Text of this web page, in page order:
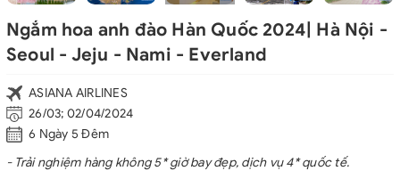
Ngắm hoa anh đào Hàn Quốc 2024| Hà Nội -
Seoul - Jeju - Nami - Everland
ASIANA AIRLINES
26/03; 02/04/2024
6 Ngày 5 Đêm
- Trải nghiệm hàng không 5* giờ bay đẹp, dịch vụ 4* quốc tế.